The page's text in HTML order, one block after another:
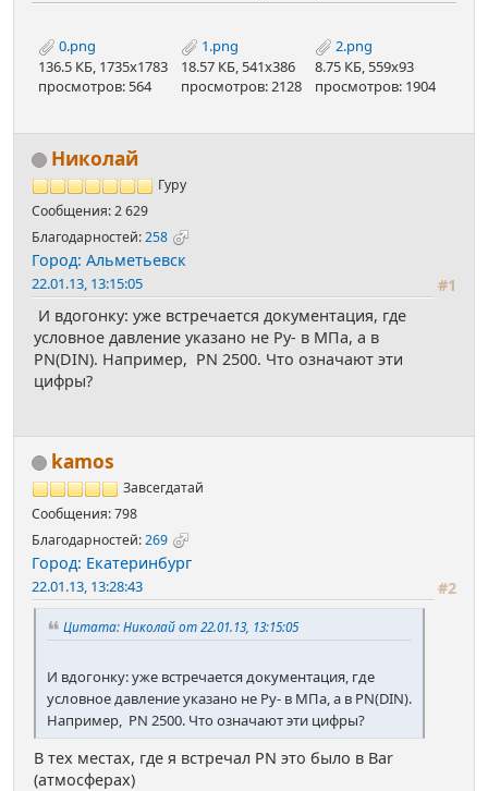
0.png
136.5 КБ, 1735x1783
просмотров: 564
1.png
18.57 КБ, 541x386
просмотров: 2128
2.png
8.75 КБ, 559x93
просмотров: 1904
Николай
Гуру
Сообщения: 2 629
Благодарностей:258
Город: Альметьевск
#1
22.01.13, 13:15:05
И вдогонку: уже встречается документация, где
условное давление указано не Ру- в МПа, а в
PN(DIN). Например, PN 2500. Что означают эти
цифры?
kamos
Завсегдатай
Сообщения: 798
Благодарностей:269
Город: Екатеринбург
#2
22.01.13, 13:28:43
Цитата: Николай от 22.01.13, 13:15:05
И вдогонку: уже встречается документация, где
условное давление указано не Ру- в МПа, а в PN(DIN).
Например, PN 2500. Что означают эти цифры?
В тех местах, где я встречал PN это было в Bar
(атмосферах)